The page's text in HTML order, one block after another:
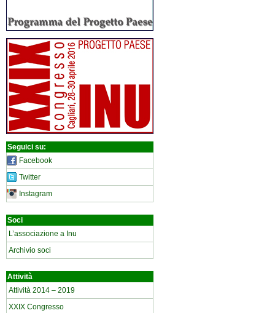
Seguici su:
Facebook
Twitter
Instagram
Soci
L’associazione a Inu
Archivio soci
Attività
Attività 2014 – 2019
XXIX Congresso